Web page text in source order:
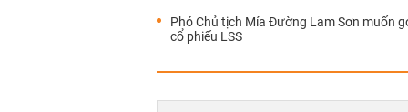
Phó Chủ tịch Mía Đường Lam Sơn muốn
cổ phiếu LSS